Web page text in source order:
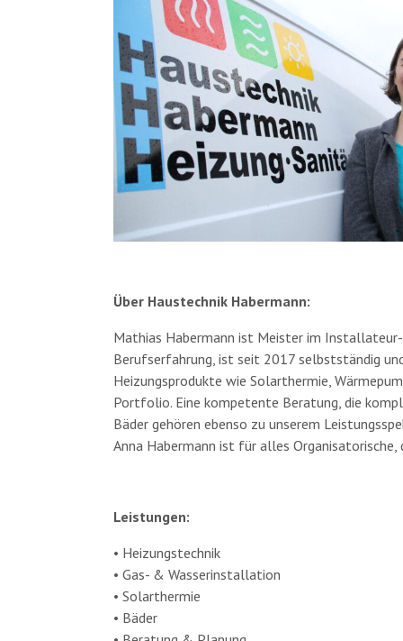
Über Haustechnik Habermann:
Mathias Habermann ist Meister im
Berufserfahrung, ist seit 2017 selbstständig
Heizungsprodukte wie Solarthermie,
Portfolio. Eine kompetente Beratung, die
Bäder gehören ebenso zu unserem
Anna Habermann ist für alles
Leistungen:
• Heizungstechnik
• Gas- & Wasserinstallation
• Solarthermie
• Bäder